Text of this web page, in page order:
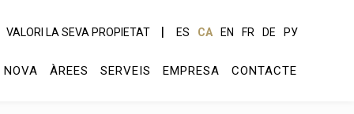
VALORI LA SEVA PROPIETAT ES CA EN FR DE РУ
NOVA ÀREES SERVEIS EMPRESA CONTACTE